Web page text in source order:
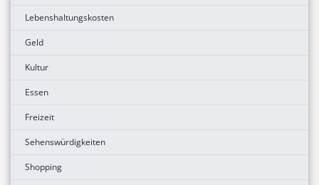
Lebenshaltungskosten
Geld
Kultur
Essen
Freizeit
Sehenswürdigkeiten
Shopping